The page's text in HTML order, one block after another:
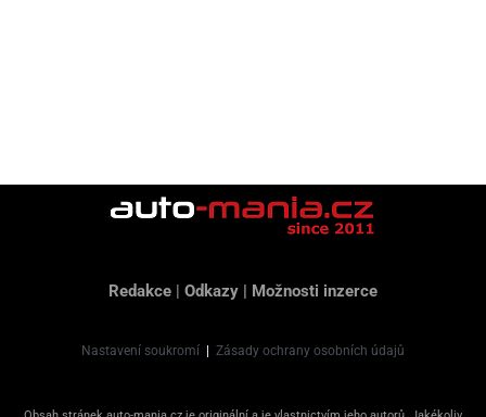
Redakce | Odkazy | Možnosti inzerce
Nastavení soukromí Zásady ochrany osobních údajů